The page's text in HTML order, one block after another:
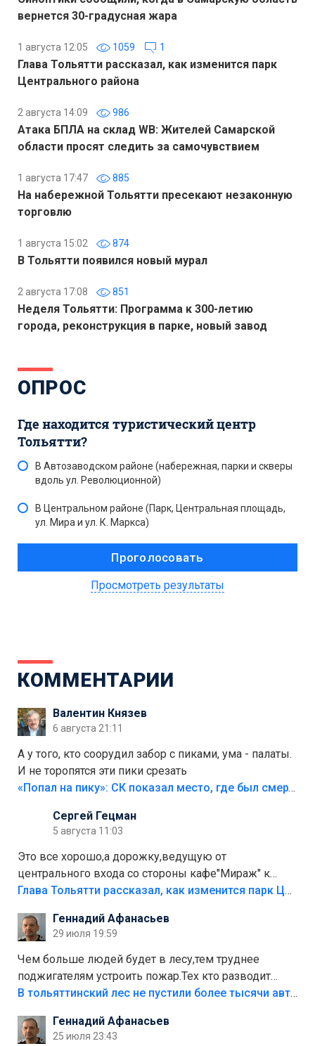
вернется 30-градусная жара
1 августа 12:05 1059 1
Глава Тольятти рассказал, как изменится парк
Центрального района
2 августа 14:09 986
Атака БПЛА на склад WB: Жителей Самарской
области просят следить за самочувствием
1 августа 17:47 885
На набережной Тольятти пресекают незаконную
торговлю
1 августа 15:02 874
В Тольятти появился новый мурал
2 августа 17:08 851
Неделя Тольятти: Программа к 300-летию
города, реконструкция в парке, новый завод
ОПРОС
Где находится туристический центр
Тольятти?
В Автозаводском районе (набережная, парки и скверы
вдоль ул. Революционной)
В Центральном районе (Парк, Центральная площадь,
ул. Мира и ул. К. Маркса)
Просмотреть результаты
КОММЕНТАРИИ
Валентин Князев
6 августа 21:11
А у того, кто соорудил забор с пиками, ума - палаты.
И не торопятся эти пики срезать
«Попал на пику»: СК показал место, где был смертельно травмирован ребенок в Тольятти
Сергей Гецман
5 августа 11:03
Это все хорошо,а дорожку,ведущую от
центрального входа со стороны кафе"Мираж" к
аттракционам слабо доделать?А то бордюры
лежала в парке и испортилась.Да еще,видимо,часть
украли.
Глава Тольятти рассказал, как изменится парк Центрального района
Геннадий Афанасьев
29 июля 19:59
Чем больше людей будет в лесу,тем труднее
поджигателям устроить пожар.Тех кто разводит
костры,тех надо безбожно штрафовать.Камер полно
Штрафы мизерные.
В тольяттинский лес не пустили более тысячи автомобилей
Геннадий Афанасьев
25 июля 23:43